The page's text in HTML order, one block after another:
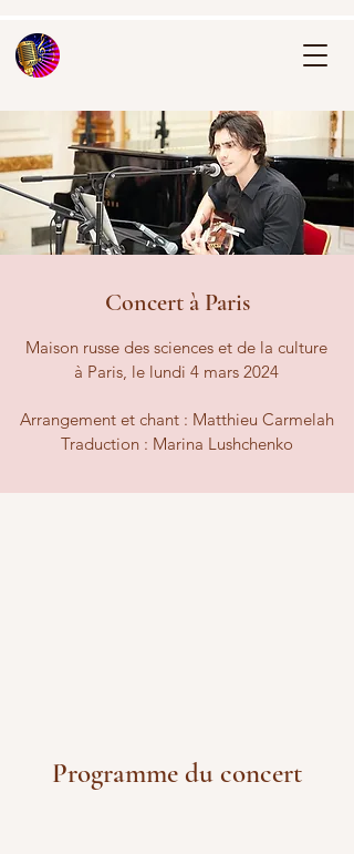
Concert à Paris
Maison russe des sciences et de la culture
à Paris, le lundi 4 mars 2024
Arrangement et chant : Matthieu Carmelah
Traduction : Marina Lushchenko
Programme du concert